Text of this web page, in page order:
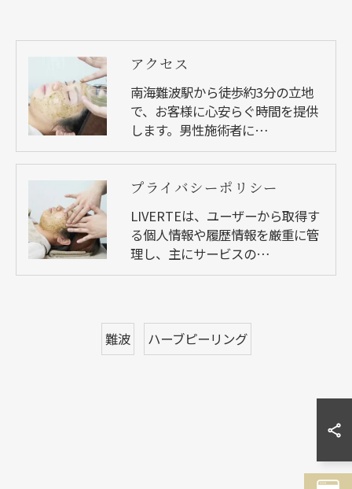
アクセス
南海難波駅から徒歩約3分の立地
で、お客様に心安らぐ時間を提供
します。男性施術者に…
プライバシーポリシー
LIVERTEは、ユーザーから取得す
る個人情報や履歴情報を厳重に管
理し、主にサービスの…
難波 ハーブピーリング